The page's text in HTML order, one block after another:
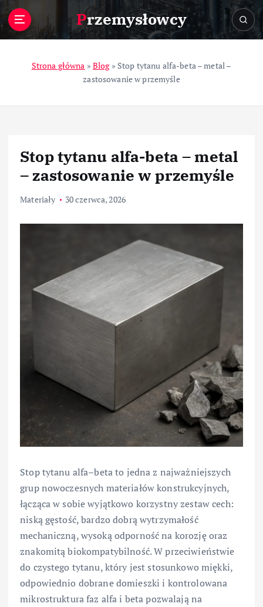
Przemysłowcy
Strona główna » Blog» Stop tytanu alfa-beta – metal –
zastosowanie w przemyśle
Stop tytanu alfa-beta – metal
– zastosowanie w przemyśle
Materiały 30 czerwca, 2026
Stop tytanu alfa–beta to jedna z najważniejszych
grup nowoczesnych materiałów konstrukcyjnych,
łącząca w sobie wyjątkowo korzystny zestaw cech:
niską gęstość, bardzo dobrą wytrzymałość
mechaniczną, wysoką odporność na korozję oraz
znakomitą biokompatybilność. W przeciwieństwie
do czystego tytanu, który jest stosunkowo miękki,
odpowiednio dobrane domieszki i kontrolowana
mikrostruktura faz alfa i beta pozwalają na